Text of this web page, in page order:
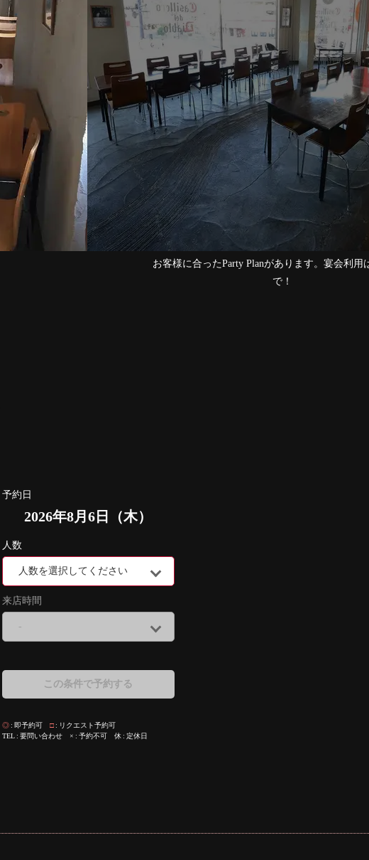
お客様に合ったParty Planがあります。宴会利用はぜひ当店
予約日
2026年8月6日（木）
人数
人数を選択してください
来店時間
-
この条件で予約する
◎ 即予約可 □
リクエスト予約可
TEL
要問い合わせ × 予約不可 休 定休日